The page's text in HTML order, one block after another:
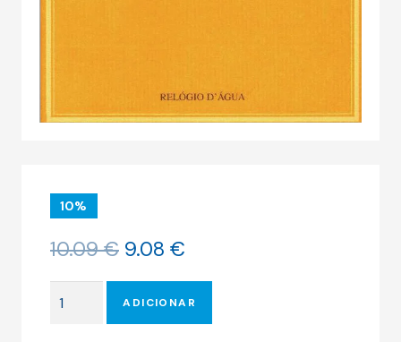
10%
10.09€ O
original
era:
10.09 €.
9.08 €
atual
é:
9.08 €.
ADICIONAR